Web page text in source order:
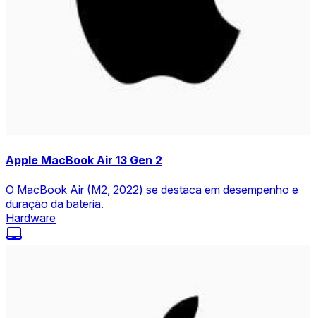
Apple MacBook Air 13 Gen 2
O MacBook Air (M2, 2022) se destaca em desempenho e
duração da bateria.
Hardware